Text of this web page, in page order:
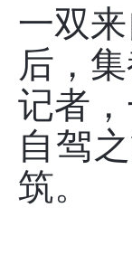
一双
后，
记者
自驾
筑。